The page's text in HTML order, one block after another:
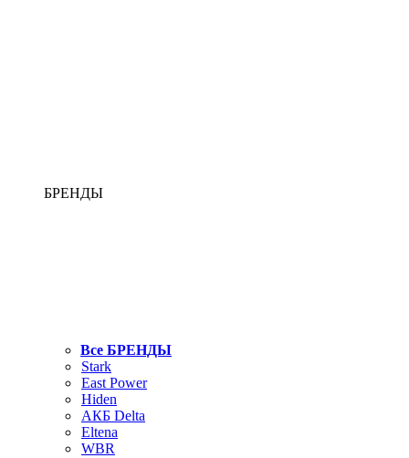
БРЕНДЫ
Все БРЕНДЫ
Stark
East Power
Hiden
АКБ Delta
Eltena
WBR